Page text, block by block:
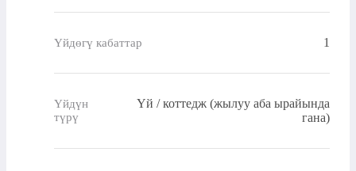
Үйдөгү кабаттар 1
Үйдүн
түрү
Үй / коттедж (жылуу аба ырайында
гана)